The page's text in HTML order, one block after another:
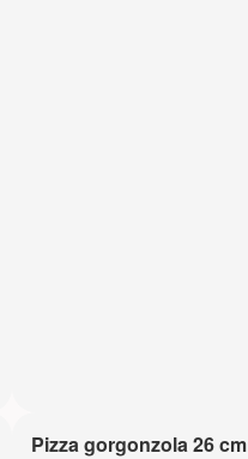
Pizza gorgonzola 26 cm